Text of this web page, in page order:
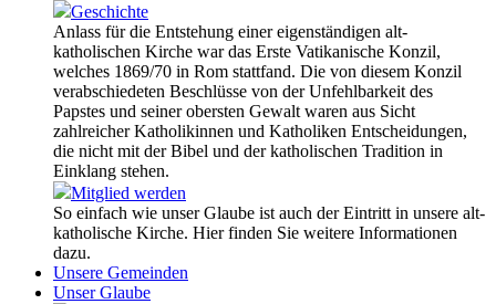
Geschichte
Anlass für die Entstehung einer eigenständigen alt-
katholischen Kirche war das Erste Vatikanische Konzil,
welches 1869/70 in Rom stattfand. Die von diesem Konzil
verabschiedeten Beschlüsse von der Unfehlbarkeit des
Papstes und seiner obersten Gewalt waren aus Sicht
zahlreicher Katholikinnen und Katholiken Entscheidungen,
die nicht mit der Bibel und der katholischen Tradition in
Einklang stehen.
Mitglied werden
So einfach wie unser Glaube ist auch der Eintritt in unsere alt-
katholische Kirche. Hier finden Sie weitere Informationen
dazu.
Unsere Gemeinden
Unser Glaube